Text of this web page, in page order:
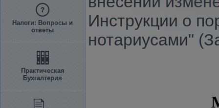
Налоги: Вопросы и
ответы
Практическая
Бухгалтерия
Инструкции о
нотариусами"